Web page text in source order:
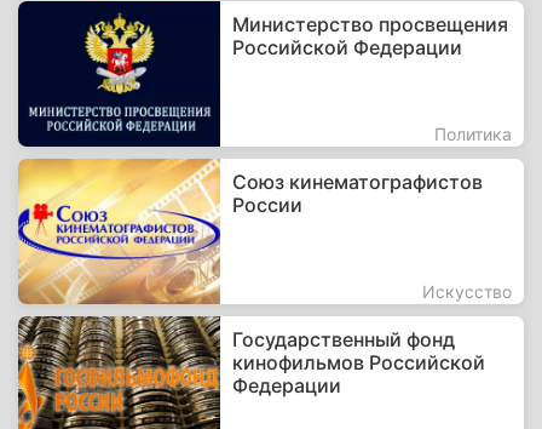
Министерство просвещения
Российской Федерации
Политика
Союз кинематографистов
России
Искусство
Государственный фонд
кинофильмов Российской
Федерации